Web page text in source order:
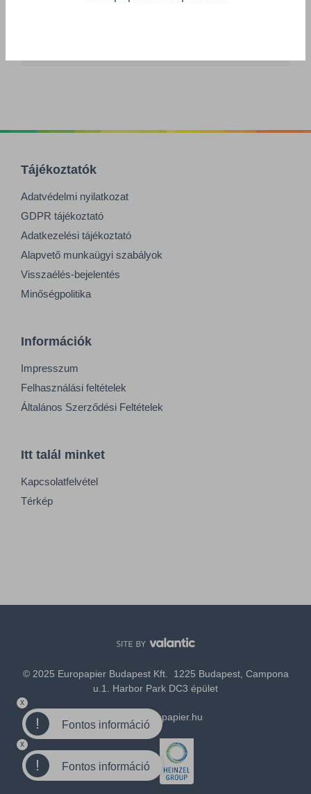
Tájékoztatók
Adatvédelmi nyilatkozat
GDPR tájékoztató
Adatkezelési tájékoztató
Alapvető munkaügyi szabályok
Visszaélés-bejelentés
Minőségpolitika
Információk
Impresszum
Felhasználási feltételek
Általános Szerződési Feltételek
Itt talál minket
Kapcsolatfelvétel
Térkép
© 2025 Europapier Budapest Kft. 1225 Budapest, Campona
u.1. Harbor Park DC3 épület
office@europapier.hu
Tagja a
! Fontos információ
x
! Fontos információ
x